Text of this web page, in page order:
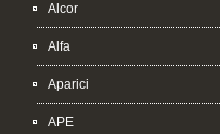
Alcor
Alfa
Aparici
APE